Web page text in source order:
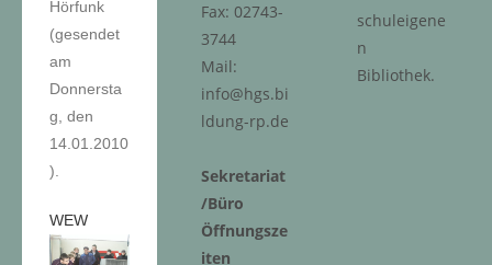
Fax: 02743-
3744
Mail:
info@hgs.bi
ldung-rp.de
Sekretariat
/Büro
Öffnungsze
iten
Hörfunk
(gesendet
am
Donnersta
g, den
14.01.2010
).
WEW
schuleigene
n
Bibliothek.